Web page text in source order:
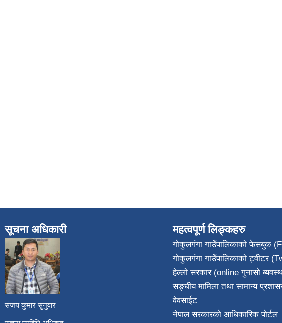
सूचना अधिकारी
संजय कुमार सुनुवार
महत्वपूर्ण लिङ्कहरु
गोकुलगंगा गाउँपालिकाको फेसबुक
गोकुलगंगा गाउँपालिकाको ट्वीटर
हेल्लो सरकार (online गुनासो
सङ्घीय मामिला तथा सामान्य
वेवसाईट
नेपाल सरकारको आधिकारिक पोर्टल